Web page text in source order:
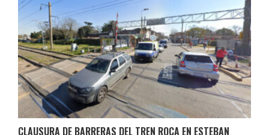
CLAUSURA DE BARRERAS DEL TREN ROCA EN ESTEBAN